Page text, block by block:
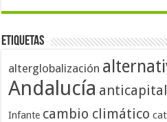
Etiquetas
alterglobalización
Andalucía
Infante cambio climático